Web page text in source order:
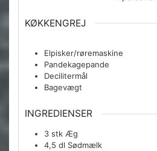
KØKKENGREJ
Elpisker/røremaskine
Pandekagepande
Decilitermål
Bagevægt
INGREDIENSER
3 stk Æg
4,5 dl Sødmælk